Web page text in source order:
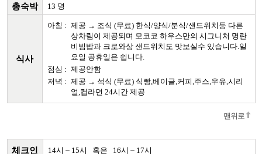
총숙박 13 명
식사
아침 : 제공 → 조식 (무료) 한식/양식/분식/샌드위치등 다른
상차림이 제공되며 모코코 하우스만의 시그니처 명란
비빔밥과 크로와상 샌드위치도 맛보실수 있습니다.일
요일 공휴일은 쉽니다.
점심 : 제공안함
저녁 : 제공 → 석식 (무료) 식빵,베이글,커피,주스,우유,시리
얼,컵라면 24시간 제공
맨위로
체크인 14시 ~ 15시 혹은 16시 ~ 17시